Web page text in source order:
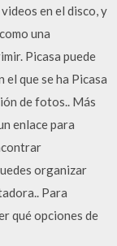
en el disco, y
una
Picasa puede
que se ha Picasa
de fotos.. Más
enlace para
organizar
Para
qué opciones de